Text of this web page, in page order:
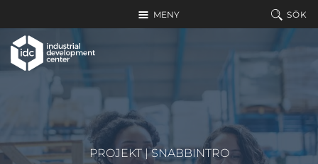
MENY SÖK
PROJEKT|SNABBINTRO